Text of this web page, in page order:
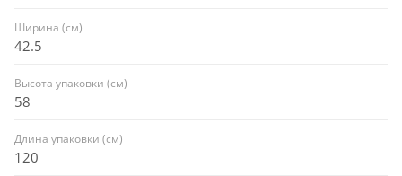
Ширина (см)
42.5
Высота упаковки (см)
58
Длина упаковки (см)
120